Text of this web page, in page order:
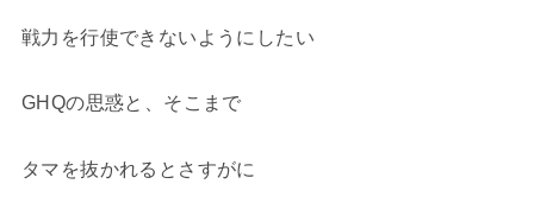
戦力を行使できないようにしたい
GHQの思惑と、そこまで
タマを抜かれるとさすがに